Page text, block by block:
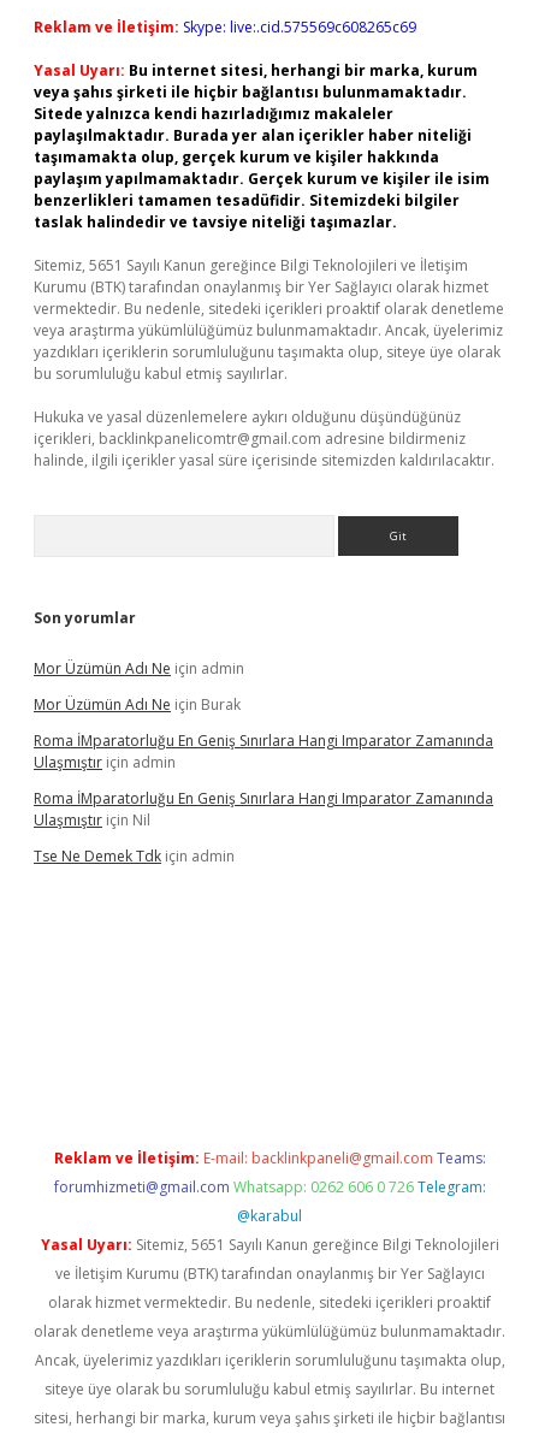
Reklam ve İletişim: Skype: live:.cid.575569c608265c69
Yasal Uyarı: Bu internet sitesi, herhangi bir marka, kurum
veya şahıs şirketi ile hiçbir bağlantısı bulunmamaktadır.
Sitede yalnızca kendi hazırladığımız makaleler
paylaşılmaktadır. Burada yer alan içerikler haber niteliği
taşımamakta olup, gerçek kurum ve kişiler hakkında
paylaşım yapılmamaktadır. Gerçek kurum ve kişiler ile isim
benzerlikleri tamamen tesadüfidir. Sitemizdeki bilgiler
taslak halindedir ve tavsiye niteliği taşımazlar.
Sitemiz, 5651 Sayılı Kanun gereğince Bilgi Teknolojileri ve İletişim
Kurumu (BTK) tarafından onaylanmış bir Yer Sağlayıcı olarak hizmet
vermektedir. Bu nedenle, sitedeki içerikleri proaktif olarak denetleme
veya araştırma yükümlülüğümüz bulunmamaktadır. Ancak, üyelerimiz
yazdıkları içeriklerin sorumluluğunu taşımakta olup, siteye üye olarak
bu sorumluluğu kabul etmiş sayılırlar.
Hukuka ve yasal düzenlemelere aykırı olduğunu düşündüğünüz
içerikleri, backlinkpanelicomtr@gmail.com adresine bildirmeniz
halinde, ilgili içerikler yasal süre içerisinde sitemizden kaldırılacaktır.
Son yorumlar
Mor Üzümün Adı Ne için admin
Mor Üzümün Adı Ne için Burak
Roma İMparatorluğu En Geniş Sınırlara Hangi Imparator Zamanında
Ulaşmıştır için admin
Roma İMparatorluğu En Geniş Sınırlara Hangi Imparator Zamanında
Ulaşmıştır için Nil
Tse Ne Demek Tdk için admin
Reklam ve İletişim: E-mail: backlinkpaneli@gmail.com Teams:
forumhizmeti@gmail.com Whatsapp: 0262 606 0 726 Telegram:
@karabul
Yasal Uyarı: Sitemiz, 5651 Sayılı Kanun gereğince Bilgi Teknolojileri
ve İletişim Kurumu (BTK) tarafından onaylanmış bir Yer Sağlayıcı
olarak hizmet vermektedir. Bu nedenle, sitedeki içerikleri proaktif
olarak denetleme veya araştırma yükümlülüğümüz bulunmamaktadır.
Ancak, üyelerimiz yazdıkları içeriklerin sorumluluğunu taşımakta olup,
siteye üye olarak bu sorumluluğu kabul etmiş sayılırlar. Bu internet
sitesi, herhangi bir marka, kurum veya şahıs şirketi ile hiçbir bağlantısı